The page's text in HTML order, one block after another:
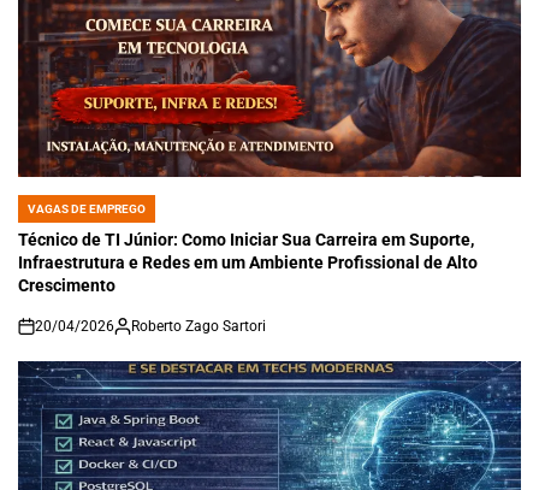
POSTED
IN
VAGAS DE EMPREGO
Técnico de TI Júnior: Como Iniciar Sua Carreira em Suporte,
Infraestrutura e Redes em um Ambiente Profissional de Alto
Crescimento
on
20/04/2026 Roberto Zago Sartori